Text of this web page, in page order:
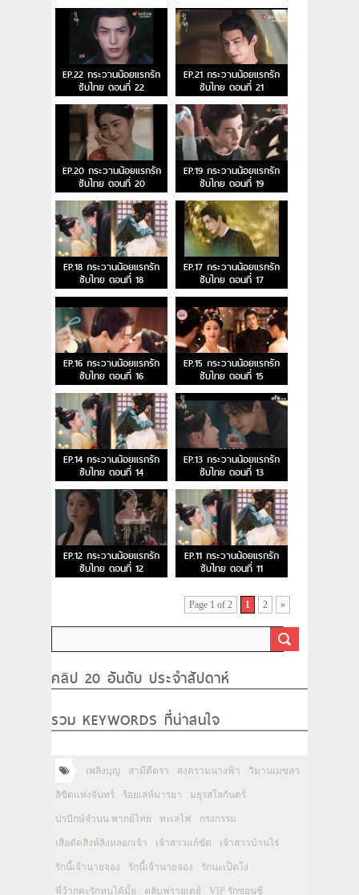
EP.22 กระวานน้อยแรกรัก
ซับไทย ตอนที่ 22
EP.21 กระวานน้อยแรกรัก
ซับไทย ตอนที่ 21
EP.20 กระวานน้อยแรกรัก
ซับไทย ตอนที่ 20
EP.19 กระวานน้อยแรกรัก
ซับไทย ตอนที่ 19
EP.18 กระวานน้อยแรกรัก
ซับไทย ตอนที่ 18
EP.17 กระวานน้อยแรกรัก
ซับไทย ตอนที่ 17
EP.16 กระวานน้อยแรกรัก
ซับไทย ตอนที่ 16
EP.15 กระวานน้อยแรกรัก
ซับไทย ตอนที่ 15
EP.14 กระวานน้อยแรกรัก
ซับไทย ตอนที่ 14
EP.13 กระวานน้อยแรกรัก
ซับไทย ตอนที่ 13
EP.12 กระวานน้อยแรกรัก
ซับไทย ตอนที่ 12
EP.11 กระวานน้อยแรกรัก
ซับไทย ตอนที่ 11
Page 1 of 2 1 2 »
คลิป 20 อันดับ ประจำสัปดาห์
รวม KEYWORDS ที่น่าสนใจ
เพลิงบุญ สามีตีตรา สงครามนางฟ้า วิมานเมขลา
ลิขิตแห่งจันทร์ ร้อยเล่ห์มารยา มธุรสโลกันตร์
ปรปักษ์จำนน พากย์ไทย ทะเลไฟ กรงกรรม
เสือตัดสิงห์ลิงหลอกเจ้า เจ้าสาวแก้ขัด เจ้าสาวบ้านไร่
รักนี้เจ้านายจอง รักนี้เจ้านายจอง รักนะเป็ดโง่
พี่ว้ากคะรักหนูได้มั้ย คลับฟรายเดย์ VIP รักซ่อนชู้